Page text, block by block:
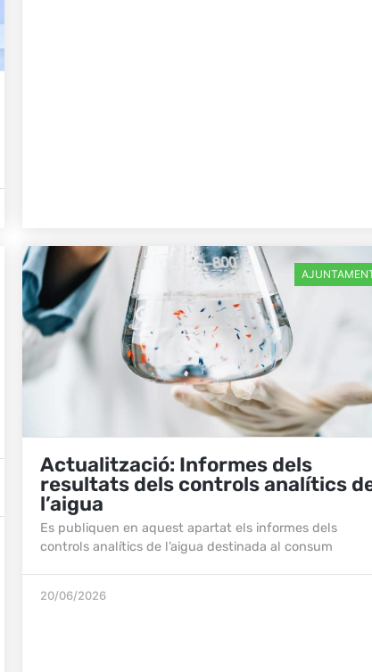
Actualització: Informes dels
resultats dels controls analítics
l’aigua
Es publiquen en aquest apartat els informes dels
controls analítics de l’aigua destinada al consum
20/06/2026